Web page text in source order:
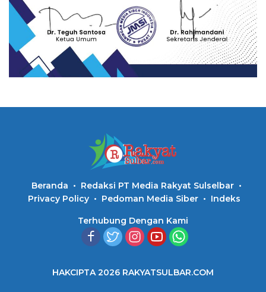
Beranda
Redaksi PT Media Rakyat Sulselbar
Privacy Policy
Pedoman Media Siber Indeks
Terhubung Dengan Kami
HAKCIPTA 2026 RAKYATSULBAR.COM